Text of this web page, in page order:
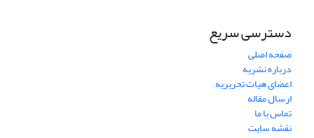
دسترسی سریع
صفحه اصلی
درباره نشریه
اعضای هیات تحریریه
ارسال مقاله
تماس با ما
نقشه سایت